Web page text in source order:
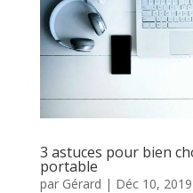
3 astuces pour bien
portable
par Gérard | Déc 10, 2019